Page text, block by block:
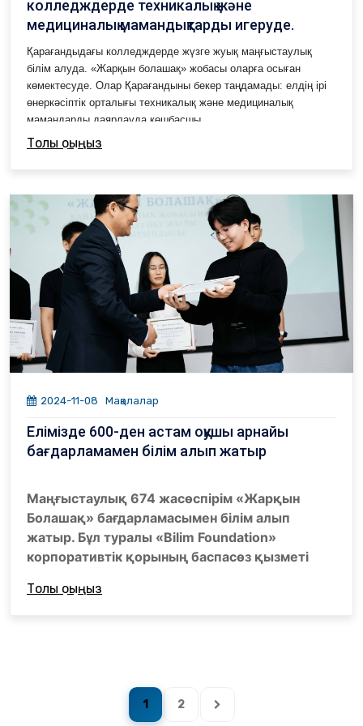
колледждерде техникалық және
медициналық мамандықтарды игеруде.
Қарағандыдағы колледждерде жүзге жуық маңғыстаулық
білім алуда. «Жарқын болашақ» жобасы оларға осыған
көмектесуде. Олар Қарағандыны бекер таңдамады: елдің ірі
өнеркәсіптік орталығы техникалық және медициналық
мамандарды даярлауда көшбасшы.
Толық оқыңыз
2024-11-08 Мақалалар
Елімізде 600-ден астам оқушы арнайы
бағдарламамен білім алып жатыр
Маңғыстаулық 674 жасөспірім «Жарқын
Болашақ» бағдарламасымен білім алып
жатыр. Бұл туралы «Bilim Foundation»
корпоративтік қорының баспасөз қызметі
мүмкіндігіне ие болады. Қазіргі таңда олар 11
өңірдегі 57 білім беру ұйымында білімін
Толық оқыңыз
1 2